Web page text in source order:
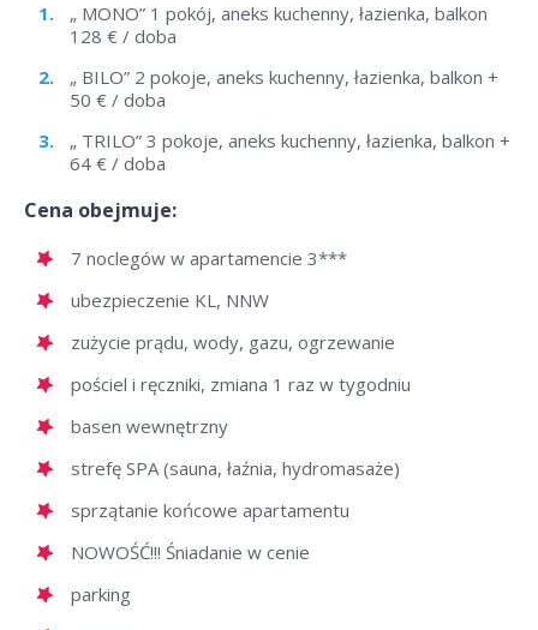
„ MONO” 1 pokój, aneks kuchenny, łazienka, balkon
128 € / doba
„ BILO” 2 pokoje, aneks kuchenny, łazienka, balkon +
50 € / doba
„ TRILO” 3 pokoje, aneks kuchenny, łazienka, balkon +
64 € / doba
Cena obejmuje:
7 noclegów w apartamencie 3***
ubezpieczenie KL, NNW
zużycie prądu, wody, gazu, ogrzewanie
pościel i ręczniki, zmiana 1 raz w tygodniu
basen wewnętrzny
strefę SPA (sauna, łaźnia, hydromasaże)
sprzątanie końcowe apartamentu
NOWOŚĆ!!! Śniadanie w cenie
parking